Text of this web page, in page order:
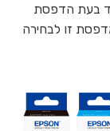
בעת הדפסת
זו לבחירה